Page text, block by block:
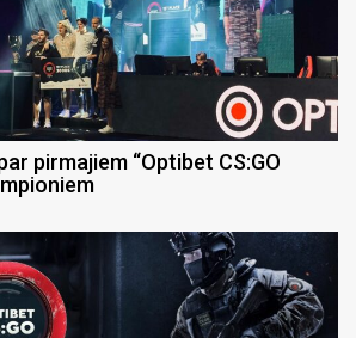
pirmajiem “Optibet CS:GO